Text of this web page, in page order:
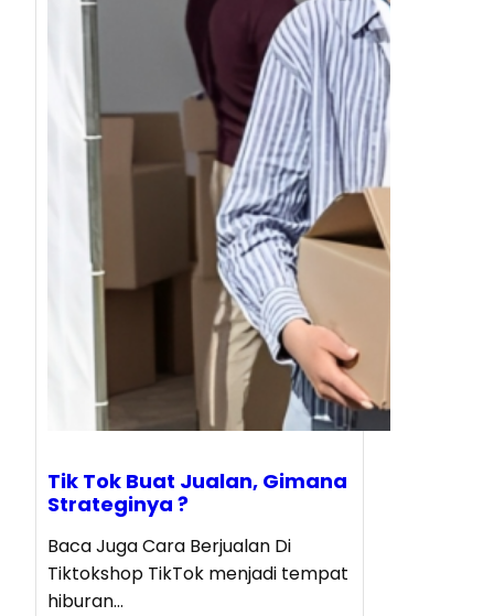
Tik Tok Buat Jualan, Gimana
Strateginya ?
Baca Juga Cara Berjualan Di
Tiktokshop TikTok menjadi tempat
hiburan…